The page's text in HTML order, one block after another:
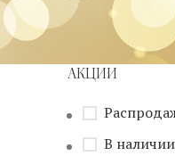
АКЦИИ
В наличии